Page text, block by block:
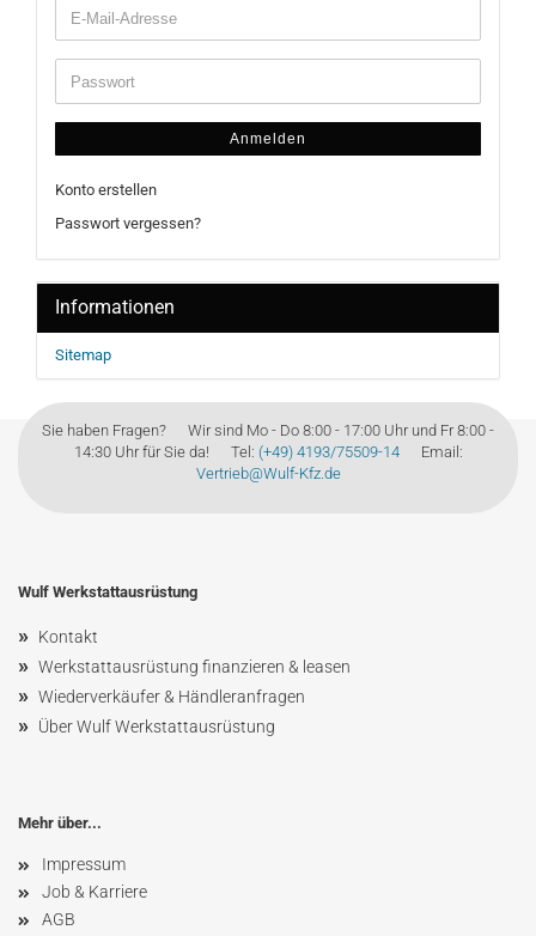
Anmelden
Konto erstellen
Passwort vergessen?
Informationen
Sitemap
Sie haben Fragen? Wir sind Mo - Do 8:00 - 17:00 Uhr und Fr 8:00 -
14:30 Uhr für Sie da! Tel: (+49) 4193/75509-14Email:
Vertrieb@Wulf-Kfz.de
Wulf Werkstattausrüstung
» Kontakt
» Werkstattausrüstung finanzieren & leasen
» Wiederverkäufer & Händleranfragen
» Über Wulf Werkstattausrüstung
Mehr über...
Impressum
Job & Karriere
AGB